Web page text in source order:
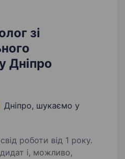
зі
Дніпро
Дніпро, шукаємо у
роботи від 1 року.
і, можливо,